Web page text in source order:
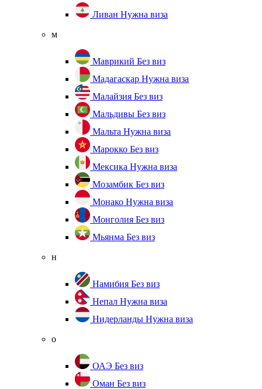
Ливан Нужна виза
м
Маврикий Без виз
Мадагаскар Нужна виза
Малайзия Без виз
Мальдивы Без виз
Мальта Нужна виза
Марокко Без виз
Мексика Нужна виза
Мозамбик Без виз
Монако Нужна виза
Монголия Без виз
Мьянма Без виз
н
Намибия Без виз
Непал Нужна виза
Нидерланды Нужна виза
о
ОАЭ Без виз
Оман Без виз